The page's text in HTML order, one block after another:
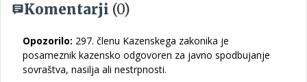
Komentarji (0)
Opozorilo: 297. členu Kazenskega zakonika je
posameznik kazensko odgovoren za javno spodbujanje
sovraštva, nasilja ali nestrpnosti.